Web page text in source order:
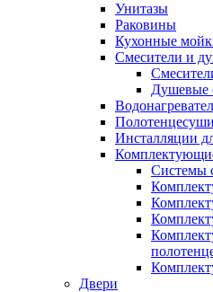
Унитазы
Раковины
Кухонные
Смесители и
Душевые
Инсталляции
Системы
Двери